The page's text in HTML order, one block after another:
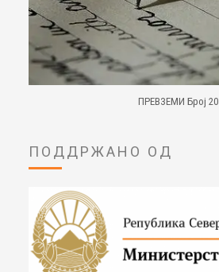
ПРЕВЗЕМИ Број 20
ПОДДРЖАНО ОД